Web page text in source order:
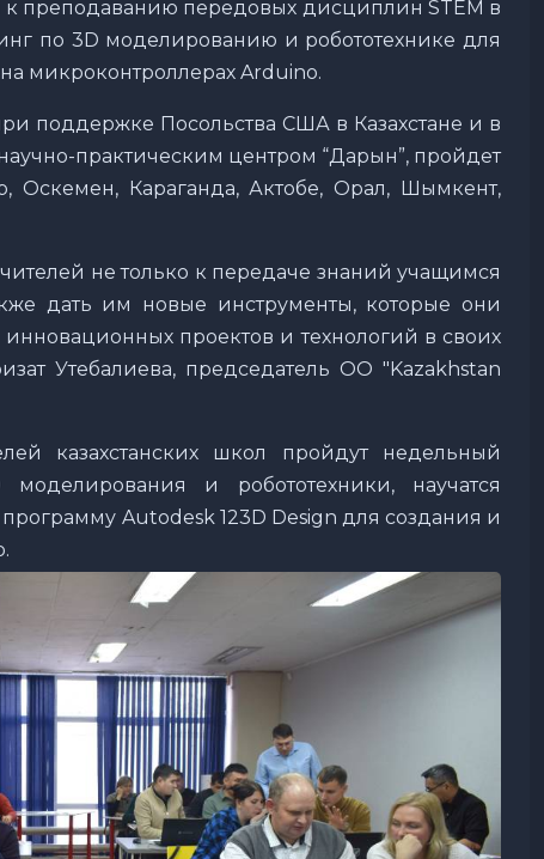
к преподаванию передовых дисциплин STEM в
по 3D моделированию и робототехнике для
микроконтроллерах Arduino.
поддержке Посольства США в Казахстане и в
практическим центром “Дарын”, пройдет
Оскемен, Караганда, Актобе, Орал, Шымкент,
не только к передаче знаний учащимся
дать им новые инструменты, которые они
проектов и технологий в своих
Утебалиева, председатель ОО "Kazakhstan
казахстанских школ пройдут недельный
и робототехники, научатся
Autodesk 123D Design для создания и